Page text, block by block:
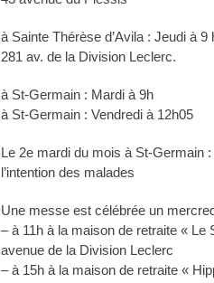
à Sainte Thérèse d’Avila : Jeudi à 9
281 av. de la Division Leclerc.
à St-Germain : Mardi à 9h
à St-Germain : Vendredi à 12h05
Le 2e mardi du mois à St-Germain
l’intention des malades
Une messe est célébrée un
– à 11h à la maison de retraite « Le
avenue de la Division Leclerc
– à 15h à la maison de retraite «